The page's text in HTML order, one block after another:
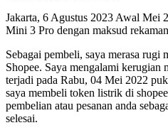
Jakarta, 6 Agustus 2023 Awal Mei
Mini 3 Pro dengan maksud
Sebagai pembeli, saya merasa rugi
Shopee. Saya mengalami
terjadi pada Rabu, 04 Mei 2022
saya membeli token listrik di
pembelian atau pesanan anda
selesai.